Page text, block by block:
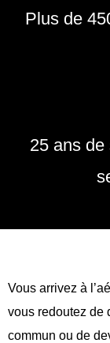
Plus de
25 ans
Vous arrivez à
vous redoutez de
commun ou de